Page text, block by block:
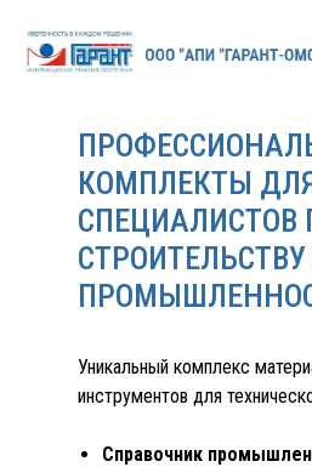
Уникальный комплекс
инструментов для
Справочник
КОМПЛЕКТЫ
СПЕЦИАЛИСТОВ
СТРОИТЕЛЬСТВУ